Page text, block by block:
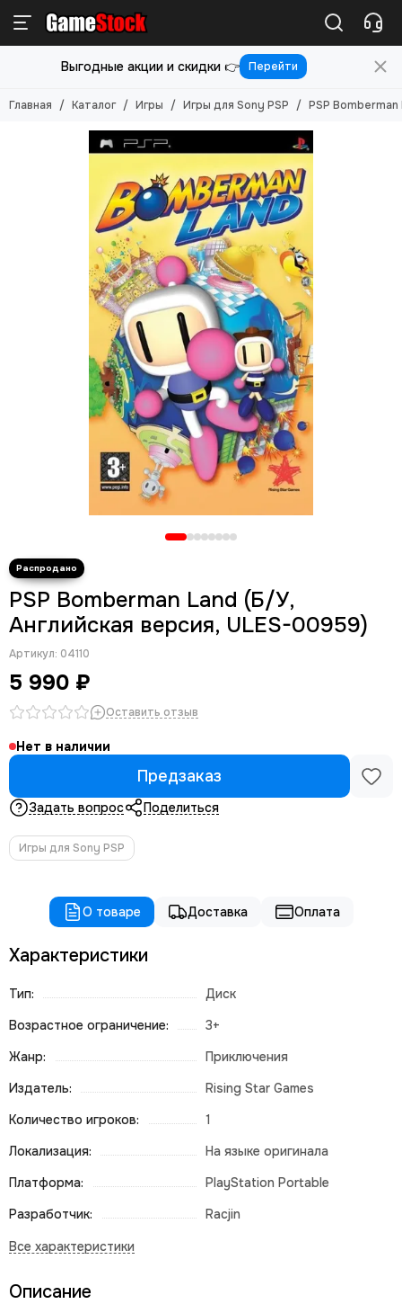
Игры
Смотреть все товары
Игры для PlayStation 5
Игры для PlayStation 3
Игры для PlayStation 2
Игры для Nintendo Switch 2
Игры для Nintendo Switch
Игры для Nintendo 3DS
Игры для Xbox ONE/SERIES S/X
Игры для Xbox Original
Игры для Xbox 360
Игры для Sony PS Vita
Игры для Sony PSP
Игры (Картриджи) для 8-бит
Игры (картриджи) для Sega Mega Drive 16-бит
Игры под VR
Выгодные акции и скидки 👉 Перейти
Главная Каталог Игры Игры для Sony PSP PSP
PSP Bomberman Land (Б/У,
Английская версия, ULES-00959)
Артикул: 04110
5 990 ₽
Оставить отзыв
Нет в наличии
Предзаказ
Задать вопрос Поделиться
Игры для Sony PSP
О товаре Доставка Оплата
Характеристики
Тип:
Диск
Возрастное ограничение:
3+
Жанр:
Приключения
Издатель:
Rising Star Games
Количество игроков:
1
Локализация:
На языке оригинала
Платформа:
PlayStation Portable
Разработчик:
Racjin
Описание